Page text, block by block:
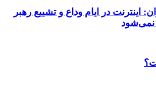
اینترنت در ایام وداع و تشییع رهبر
نمی‌شود